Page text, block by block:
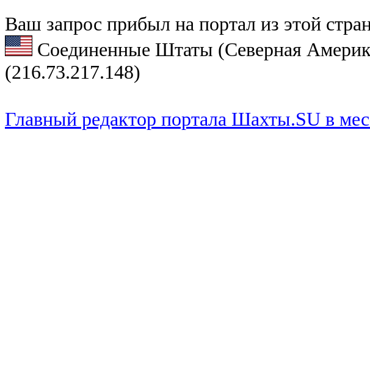
Ваш запрос прибыл на портал из этой
Соединенные Штаты (Северная
(216.73.217.148)
Главный редактор портала Шахты.SU в